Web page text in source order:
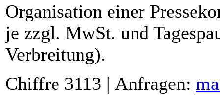
Organisation einer
je zzgl. MwSt. und
Verbreitung).
Chiffre 3113 | Anfragen: